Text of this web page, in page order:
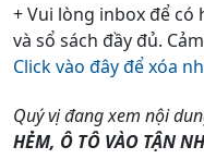
+ Vui lòng inbox để
và sổ sách đầy đủ.
Click vào đây để xóa
Quý vị đang xem nội
HẺM, Ô TÔ VÀO TẬN